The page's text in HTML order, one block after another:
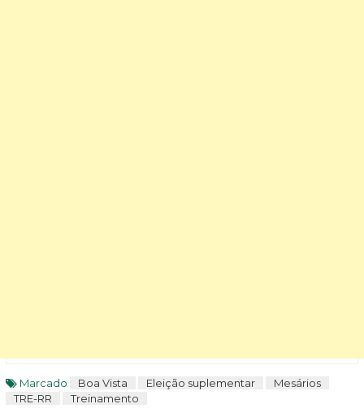
Marcado Boa Vista Eleição suplementar
Mesários
TRE-RR
Treinamento